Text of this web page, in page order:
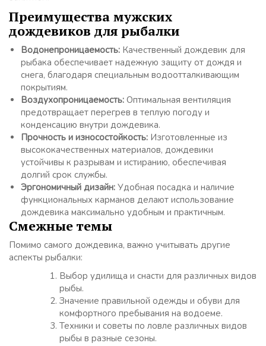
Преимущества мужских
дождевиков для рыбалки
Водонепроницаемость: Качественный дождевик для
рыбака обеспечивает надежную защиту от дождя и
снега, благодаря специальным водоотталкивающим
покрытиям.
Воздухопроницаемость: Оптимальная вентиляция
предотвращает перегрев в теплую погоду и
конденсацию внутри дождевика.
Прочность и износостойкость: Изготовленные из
высококачественных материалов, дождевики
устойчивы к разрывам и истиранию, обеспечивая
долгий срок службы.
Эргономичный дизайн: Удобная посадка и наличие
функциональных карманов делают использование
дождевика максимально удобным и практичным.
Смежные темы
Помимо самого дождевика, важно учитывать другие
аспекты рыбалки:
Выбор удилища и снасти для различных видов
рыбы.
Значение правильной одежды и обуви для
комфортного пребывания на водоеме.
Техники и советы по ловле различных видов
рыбы в разные сезоны.